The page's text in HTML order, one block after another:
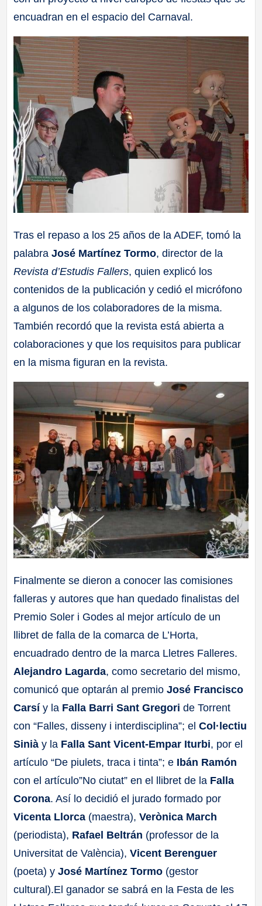
encuadran en el espacio del Carnaval.
Tras el repaso a los 25 años de la ADEF, tomó la
palabraJosé Martínez Tormo, director de la
Revista d’Estudis Fallers, quien explicó los
contenidos de la publicación y cedió el micrófono
a algunos de los colaboradores de la misma.
También recordó que la revista está abierta a
colaboraciones y que los requisitos para publicar
en la misma figuran en la revista.
Finalmente se dieron a conocer las comisiones
falleras y autores que han quedado finalistas del
Premio Soler i Godes al mejor artículo de un
llibret de falla de la comarca de L’Horta,
encuadrado dentro de la marca Lletres Falleres.
Alejandro Lagarda, como secretario del mismo,
comunicó que optarán al premioJosé Francisco
Carsíy la Falla Barri Sant Gregori de Torrent
con “Falles, disseny i interdisciplina”; el Col·lectiu
Sinià y la Falla Sant Vicent-Empar Iturbi, por el
artículo “De piulets, traca i tinta”; e Ibán Ramón
con el artículo”No ciutat” en el llibret de la Falla
Corona. Así lo decidió el jurado formado por
Vicenta Llorca (maestra), Verònica March
(periodista), Rafael Beltrán (professor de la
Universitat de València),Vicent Berenguer
(poeta) yJosé Martínez Tormo (gestor
cultural).El ganador se sabrá en la Festa de les